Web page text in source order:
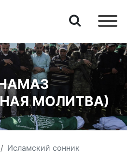
МОЛИТВА)
Исламский сонник